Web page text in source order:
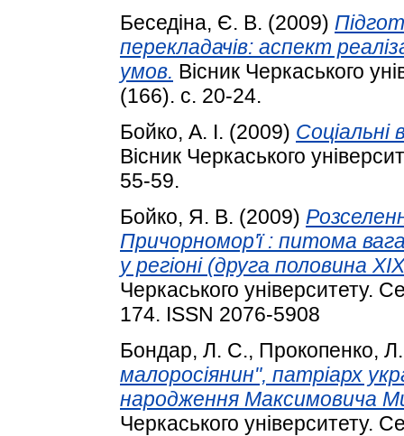
Беседіна, Є. В. (2009)
перекладачів: аспект
умов. Вісник Черкаського
(166). с. 20-24.
Бойко, А. І. (2009)
Вісник Черкаського
55-59.
Бойко, Я. В. (2009)
Причорномор'ї : питома вага
у регіоні (друга половина
Черкаського університету.
174. ISSN 2076-5908
Бондар, Л. С., Прокопенко, Л.
малоросіянин", патріарх
народження Максимовича
Черкаського університету.